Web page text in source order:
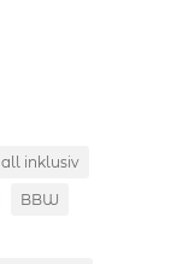
all inklusiv
BBW